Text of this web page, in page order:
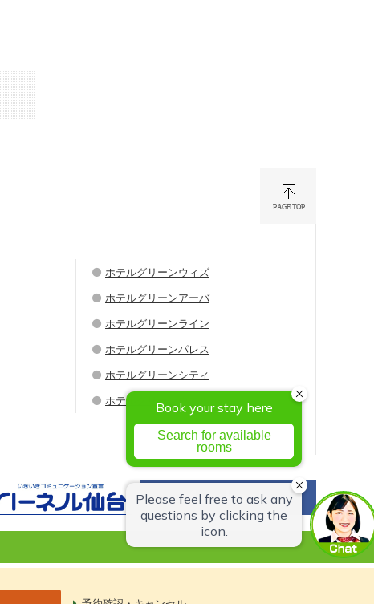
ホテルグリーンウィズ
ホテルグリーンアーバ
ホテルグリーンライン
ホテルグリーンパレス
ホテルグリーンシティ
ホテルグリーンウエル